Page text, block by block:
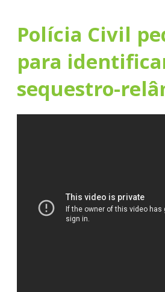
Polícia Civil
para
sequestro-